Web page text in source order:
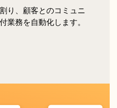
り、顧客とのコミュニ
業務を自動化します。